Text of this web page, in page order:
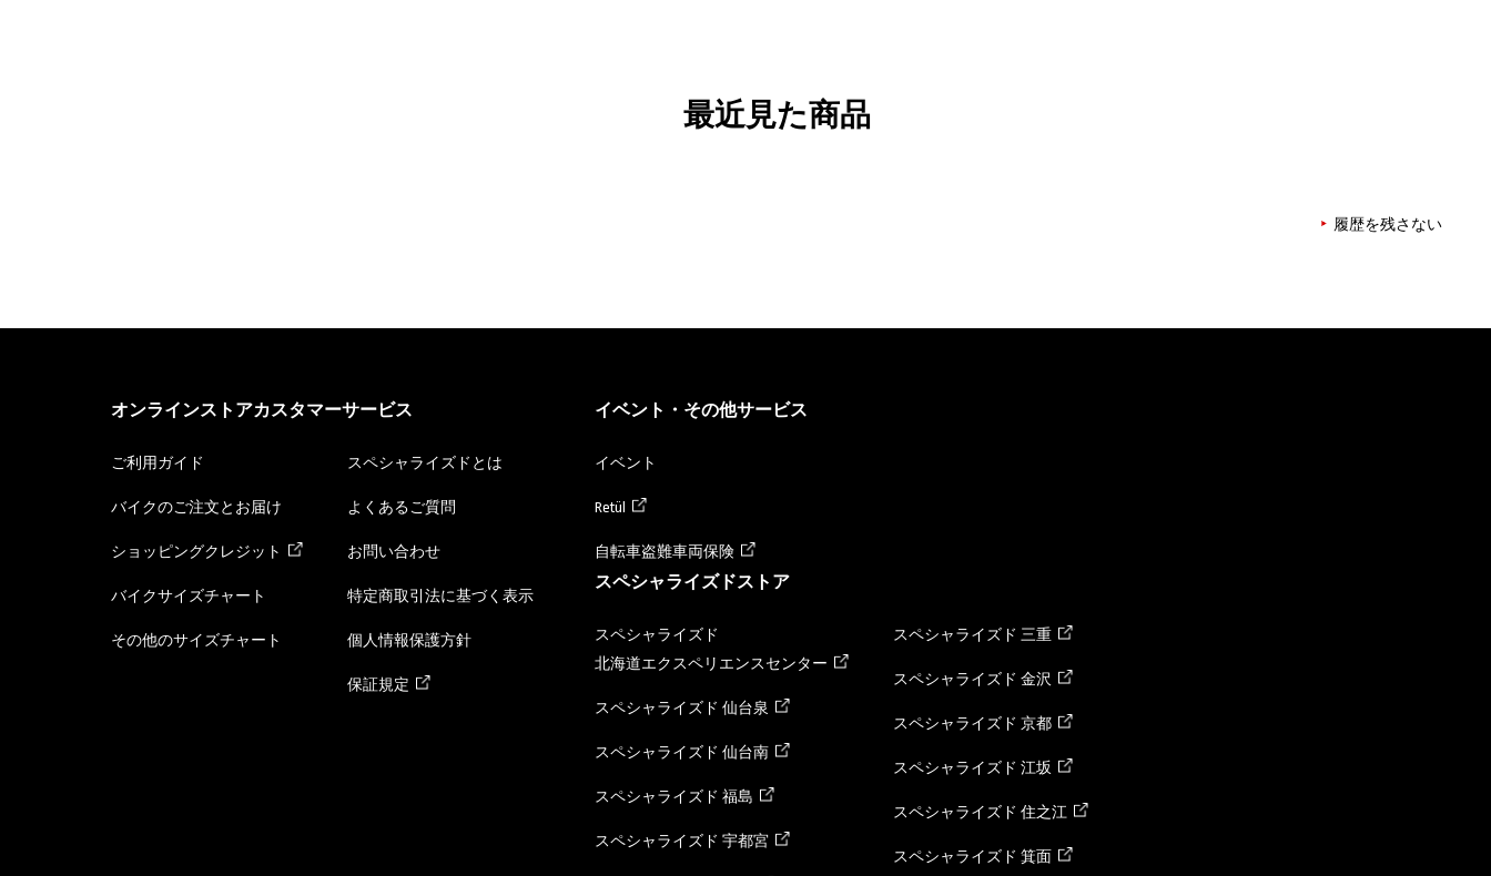
最近見た商品
履歴を残さない
オンラインストアカスタマーサービス
ご利用ガイド
バイクのご注文とお届け
ショッピングクレジット
バイクサイズチャート
その他のサイズチャート
スペシャライズドとは
よくあるご質問
お問い合わせ
特定商取引法に基づく表示
個人情報保護方針
保証規定
イベント・その他サービス
イベント
Retül
自転車盗難車両保険
スペシャライズドストア
スペシャライズド
北海道エクスペリエンスセンター
スペシャライズド 仙台泉
スペシャライズド 仙台南
スペシャライズド 福島
スペシャライズド 宇都宮
スペシャライズド 三重
スペシャライズド 金沢
スペシャライズド 京都
スペシャライズド 江坂
スペシャライズド 住之江
スペシャライズド 箕面